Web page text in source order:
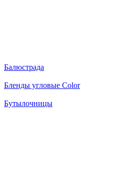
Балюстрада
Бленды угловые Color
Бутылочницы